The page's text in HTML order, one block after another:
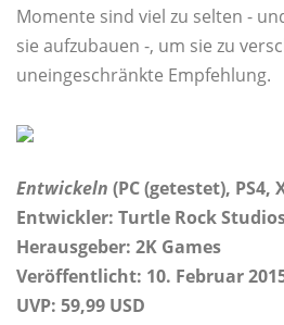
Momente sind viel zu selten -
sie aufzubauen -, um sie zu
uneingeschränkte Empfehlung.
Entwickeln (PC (getestet), PS4,
Entwickler: Turtle Rock
Herausgeber: 2K Games
Veröffentlicht: 10. Februar
UVP: 59,99 USD